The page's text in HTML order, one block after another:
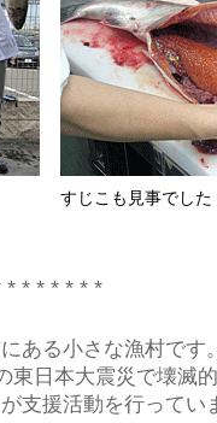
すじこも見事でした
* * * * * *
ある小さな漁村です
東日本大震災で壊滅
支援活動を行ってい